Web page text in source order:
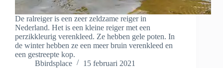
De ralreiger is een zeer zeldzame reiger in
Nederland. Het is een kleine reiger met een
perzikkleurig verenkleed. Ze hebben gele poten. In
de winter hebben ze een meer bruin verenkleed en
een gestreepte kop.
Bbirdsplace
15 februari 2021